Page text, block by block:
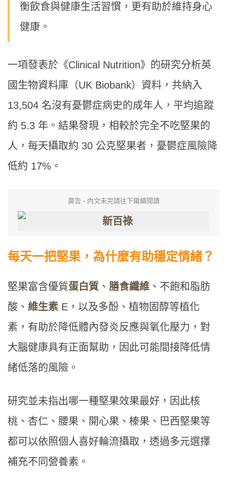
衡飲食與健康生活習慣，更有助於維持身心
健康。
一項發表於《Clinical Nutrition》的研究分析英
國生物資料庫（UK Biobank）資料，共納入
13,504 名沒有憂鬱症病史的成年人，平均追蹤
約 5.3 年。結果發現，相較於完全不吃堅果的
人，每天攝取約 30 公克堅果者，憂鬱症風險降
低約 17%。
廣告 - 內文未完請往下繼續閱讀
每天一把堅果，為什麼有助穩定情緒？
堅果富含優質蛋白質 、 膳食纖維 、不飽和脂肪
酸、 維生素 E，以及多酚、植物固醇等植化
素，有助於降低體內發炎反應與氧化壓力，對
大腦健康具有正面幫助，因此可能間接降低情
緒低落的風險。
研究並未指出哪一種堅果效果最好，因此核
桃、杏仁、腰果、開心果、榛果、巴西堅果等
都可以依照個人喜好輪流攝取，透過多元選擇
補充不同營養素。